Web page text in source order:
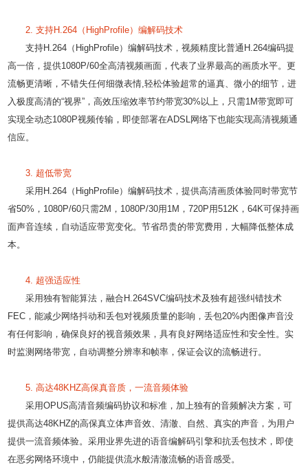
2. 支持H.264（HighProfile）编解码技术
支持H.264（HighProfile）编解码技术，视频精度比普通H.264编码提
高一倍，提供1080P/60全高清视频画面，代表了业界最高的画质水平。更
流畅更清晰，不错失任何细微表情,轻松体验超常的逼真、微小的细节，进
入极度高清的“视界”，高效压缩效率节约带宽30%以上，只需1M带宽即可
实现全动态1080P视频传输，即使部署在ADSL网络下也能实现高清视频通
信应。
3. 超低带宽
采用H.264（HighProfile）编解码技术，提供高清画质体验同时带宽节
省50%，1080P/60只需2M，1080P/30用1M，720P用512K，64K可保持画
面声音连续，自动适应带宽变化。节省昂贵的带宽费用，大幅降低整体成
本。
4. 超强适应性
采用独有智能算法，融合H.264SVC编码技术及独有超强纠错技术
FEC，能减少网络抖动和丢包对视频质量的影响，丢包20%内图像声音没
有任何影响，确保良好的视音频效果，具有良好网络适应性和安全性。实
时监测网络带宽，自动调整分辨率和帧率，保证会议的流畅进行。
5. 高达48KHZ高保真音质，一流音频体验
采用OPUS高清音频编码协议和标准，加上独有的音频解决方案，可
提供高达48KHZ的高保真立体声音效、清澈、自然、真实的声音，为用户
提供一流音频体验。采用业界先进的语音编解码引擎和抗丢包技术，即使
在恶劣网络环境中，仍能提供流水般清澈流畅的语音感受。